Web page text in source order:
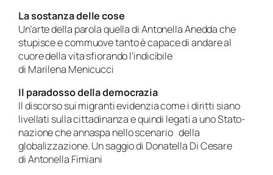
La sostanza delle cose
Un’arte della parola quella di Antonella Anedda che
stupisce e commuove tanto è capace di andare al
cuore della vita sfiorando l’indicibile
di Marilena Menicucci
Il paradosso della democrazia
Il discorso sui migranti evidenzia come i diritti siano
livellati sulla cittadinanza e quindi legati a uno Stato-
nazione che annaspa nello scenario della
globalizzazione. Un saggio di Donatella Di Cesare
di Antonella Fimiani